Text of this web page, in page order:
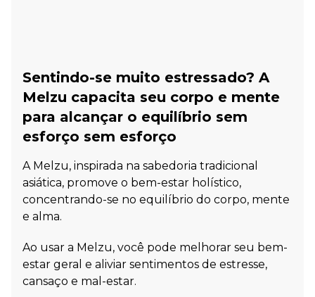
Sentindo-se muito estressado? A
Melzu capacita seu corpo e mente
para alcançar o equilíbrio sem
esforço sem esforço
A Melzu, inspirada na sabedoria tradicional
asiática, promove o bem-estar holístico,
concentrando-se no equilíbrio do corpo, mente
e alma.
Ao usar a Melzu, você pode melhorar seu bem-
estar geral e aliviar sentimentos de estresse,
cansaço e mal-estar.